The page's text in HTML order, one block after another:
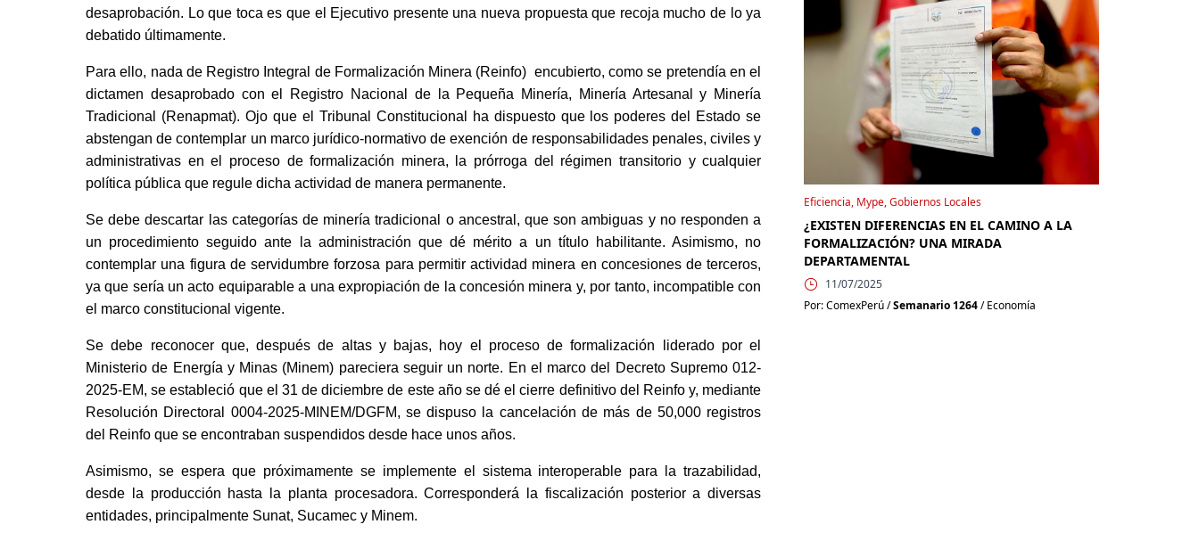
desaprobación. Lo que toca es que el Ejecutivo presente una nueva propuesta que recoja mucho de lo ya
debatido últimamente.
Para ello, nada de Registro Integral de Formalización Minera (Reinfo)  encubierto, como se pretendía en el
dictamen desaprobado con el Registro Nacional de la Pequeña Minería, Minería Artesanal y Minería
Tradicional (Renapmat). Ojo que el Tribunal Constitucional ha dispuesto que los poderes del Estado se
abstengan de contemplar un marco jurídico-normativo de exención de responsabilidades penales, civiles y
administrativas en el proceso de formalización minera, la prórroga del régimen transitorio y cualquier
política pública que regule dicha actividad de manera permanente.
Se debe descartar las categorías de minería tradicional o ancestral, que son ambiguas y no responden a
un procedimiento seguido ante la administración que dé mérito a un título habilitante. Asimismo, no
contemplar una figura de servidumbre forzosa para permitir actividad minera en concesiones de terceros,
ya que sería un acto equiparable a una expropiación de la concesión minera y, por tanto, incompatible con
el marco constitucional vigente.
Se debe reconocer que, después de altas y bajas, hoy el proceso de formalización liderado por el
Ministerio de Energía y Minas (Minem) pareciera seguir un norte. En el marco del Decreto Supremo 012-
2025-EM, se estableció que el 31 de diciembre de este año se dé el cierre definitivo del Reinfo y, mediante
Resolución Directoral 0004-2025-MINEM/DGFM, se dispuso la cancelación de más de 50,000 registros
del Reinfo que se encontraban suspendidos desde hace unos años.
Asimismo, se espera que próximamente se implemente el sistema interoperable para la trazabilidad,
desde la producción hasta la planta procesadora. Corresponderá la fiscalización posterior a diversas
entidades, principalmente Sunat, Sucamec y Minem.
Eficiencia, Mype, Gobiernos Locales
¿EXISTEN DIFERENCIAS EN EL CAMINO A LA
FORMALIZACIÓN? UNA MIRADA
DEPARTAMENTAL
11/07/2025
Por: ComexPerú /Semanario 1264/ Economía